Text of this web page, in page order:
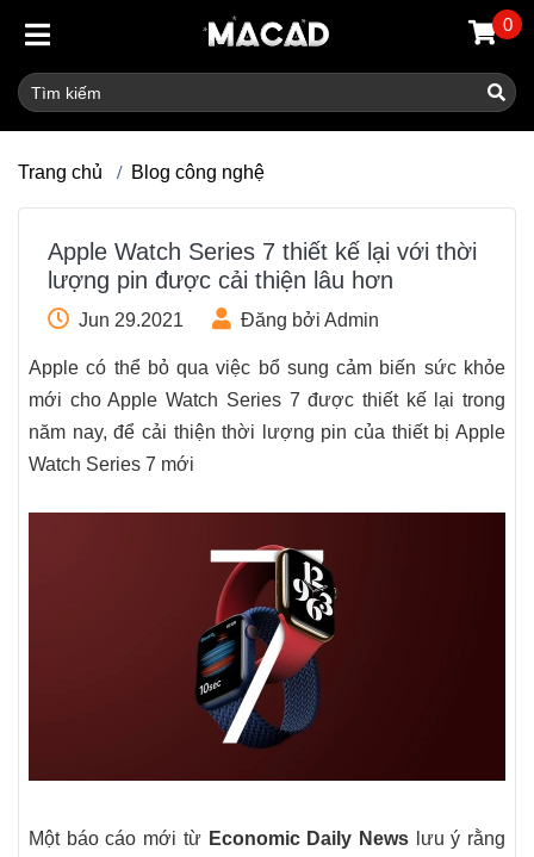
0
Trang chủ Blog công nghệ
Apple Watch Series 7 thiết kế lại với thời
lượng pin được cải thiện lâu hơn
Jun 29.2021 Đăng bởi Admin
Apple có thể bỏ qua việc bổ sung cảm biến sức khỏe
mới cho Apple Watch Series 7 được thiết kế lại trong
năm nay, để cải thiện thời lượng pin của thiết bị Apple
Watch Series 7 mới
Một báo cáo mới từ Economic Daily Newslưu ý rằng